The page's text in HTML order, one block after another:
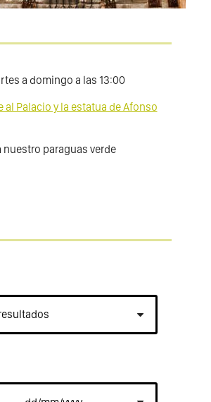
a domingo a las 13:00
al Palacio y la estatua de Afonso
nuestro paraguas verde